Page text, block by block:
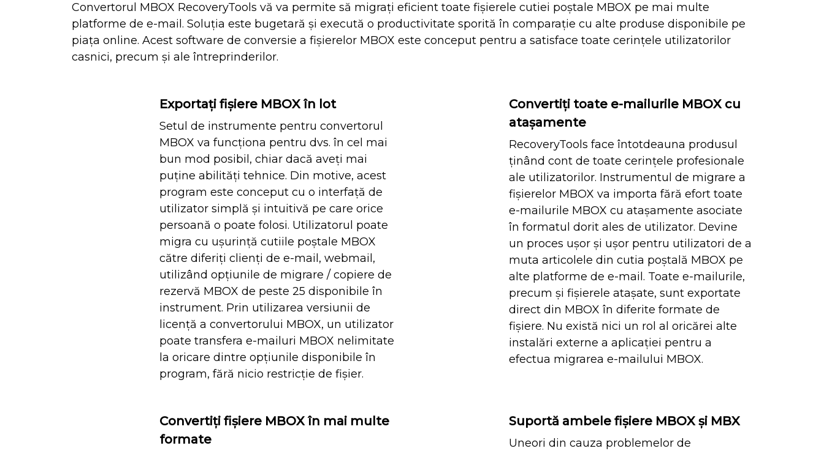
Convertorul MBOX RecoveryTools vă va permite să migrați eficient toate fișierele cutiei poștale MBOX pe mai multe
platforme de e-mail. Soluția este bugetară și execută o productivitate sporită în comparație cu alte produse disponibile pe
piața online. Acest software de conversie a fișierelor MBOX este conceput pentru a satisface toate cerințele utilizatorilor
casnici, precum și ale întreprinderilor.
Exportați fișiere MBOX în lot
Setul de instrumente pentru convertorul
MBOX va funcționa pentru dvs. în cel mai
bun mod posibil, chiar dacă aveți mai
puține abilități tehnice. Din motive, acest
program este conceput cu o interfață de
utilizator simplă și intuitivă pe care orice
persoană o poate folosi. Utilizatorul poate
migra cu ușurință cutiile poștale MBOX
către diferiți clienți de e-mail, webmail,
utilizând opțiunile de migrare / copiere de
rezervă MBOX de peste 25 disponibile în
instrument. Prin utilizarea versiunii de
licență a convertorului MBOX, un utilizator
poate transfera e-mailuri MBOX nelimitate
la oricare dintre opțiunile disponibile în
program, fără nicio restricție de fișier.
Convertiți toate e-mailurile MBOX cu
atașamente
RecoveryTools face întotdeauna produsul
ținând cont de toate cerințele profesionale
ale utilizatorilor. Instrumentul de migrare a
fișierelor MBOX va importa fără efort toate
e-mailurile MBOX cu atașamente asociate
în formatul dorit ales de utilizator. Devine
un proces ușor și ușor pentru utilizatori de a
muta articolele din cutia poștală MBOX pe
alte platforme de e-mail. Toate e-mailurile,
precum și fișierele atașate, sunt exportate
direct din MBOX în diferite formate de
fișiere. Nu există nici un rol al oricărei alte
instalări externe a aplicației pentru a
efectua migrarea e-mailului MBOX.
Convertiți fișiere MBOX în mai multe
formate
Suportă ambele fișiere MBOX și MBX
Uneori din cauza problemelor de